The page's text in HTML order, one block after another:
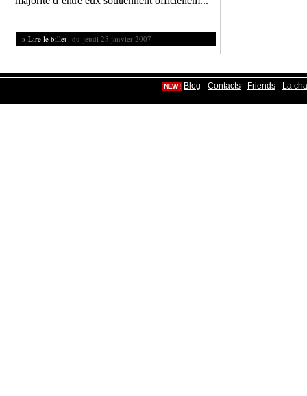
» Lire le billet du jeudi 25 janvier 2007
NEW ! Blog Contacts Friends La